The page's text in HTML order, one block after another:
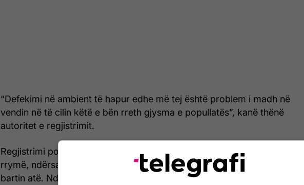
“Defekimi në ambient të hapur edhe më tej është problem i madh në
vendin në të cilin këtë e bën rreth gjysma e popullatës”, kanë thënë
autoritet e regjistrimit.
Regjistrimi po ashtu ka treguar se 30 për qind e familjeve nuk kanë
rrymë, ndërsa 36 për qind e tyre nuk kanë ujë, prandaj duhet ta
bartin atë. Ndërkaq, vetëm tre për qind e familjeve kanë kompjuterë